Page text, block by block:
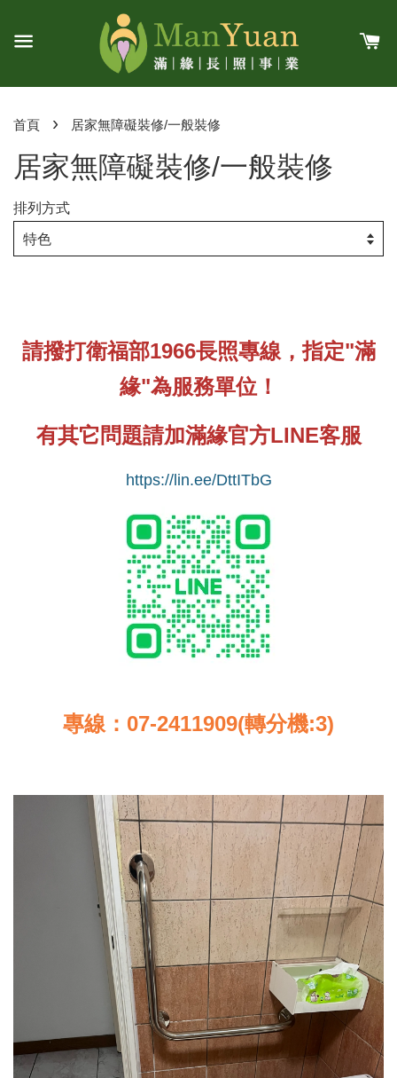
首頁 › 居家無障礙裝修/一般裝修
居家無障礙裝修/一般裝修
排列方式
請撥打衛福部1966長照專線，指定"滿
緣"為服務單位！
有其它問題請加滿緣官方LINE客服
https://lin.ee/DttITbG
專線：07-2411909(轉分機:3)